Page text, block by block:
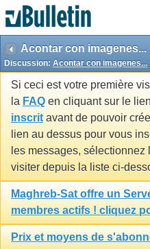
Acontar con imagenes...
Discussion: Acontar con imagenes...
Si ceci est votre première
la FAQ en cliquant sur le
inscrit avant de pouvoir
lien au dessus pour vous
les messages,
visiter depuis la liste ci-
Maghreb-Sat offre un
membres actifs ! cliquez
Prix et moyens de